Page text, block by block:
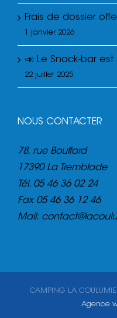
Frais de dossier
1 janvier 2026
📣 Le Snack-bar est
22 juillet 2025
NOUS CONTACTER
78, rue Bouffard
17390 La Tremblade
Tél. 05 46 36 02 24
Fax 05 46 36 12 46
Mail:
CAMPING LA
Agence